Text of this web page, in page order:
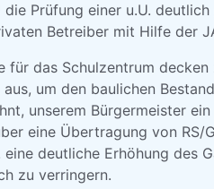
Prüfung einer u.U.
Betreiber mit Hilfe der
Schulzentrum decken
um den baulichen
unserem Bürgermeister
eine Übertragung von RS/
deutliche Erhöhung des
zu verringern.